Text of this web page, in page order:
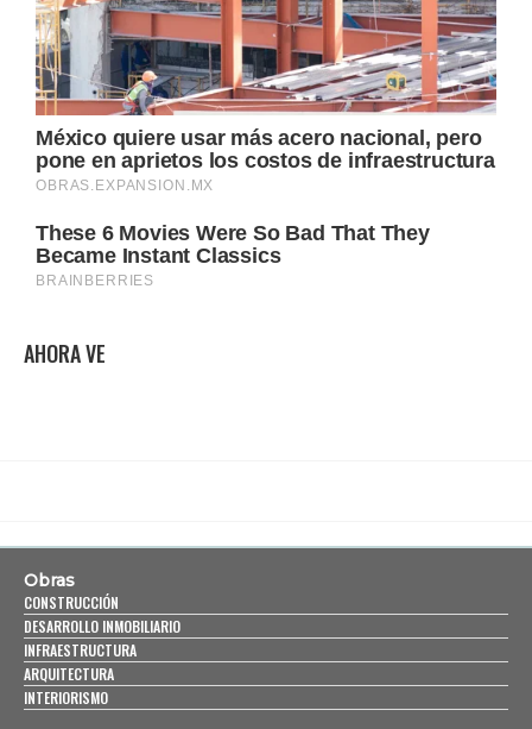
AHORA VE
Obras
CONSTRUCCIÓN
DESARROLLO INMOBILIARIO
INFRAESTRUCTURA
ARQUITECTURA
INTERIORISMO